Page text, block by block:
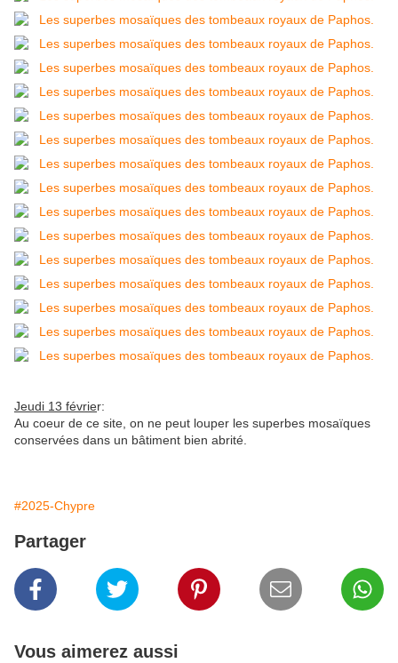
Jeudi 13 février:
Au coeur de ce site, on ne peut louper les superbes mosaïques
conservées dans un bâtiment bien abrité.
#2025-Chypre
Partager
Vous aimerez aussi